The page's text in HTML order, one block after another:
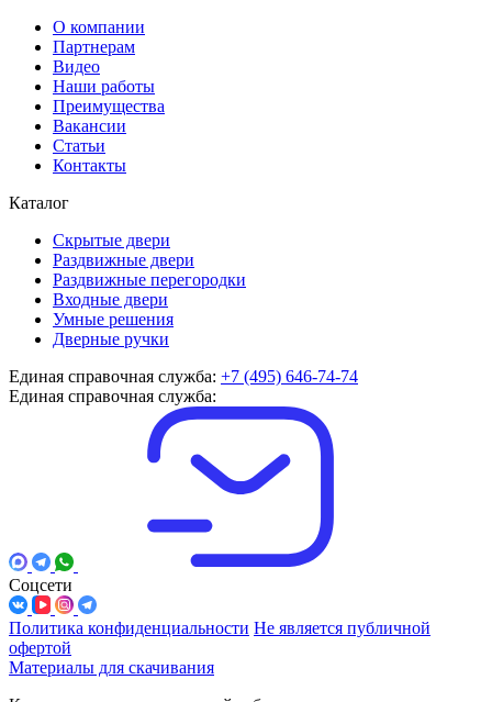
О компании
Партнерам
Видео
Наши работы
Преимущества
Вакансии
Статьи
Контакты
Каталог
Скрытые двери
Раздвижные двери
Раздвижные перегородки
Входные двери
Умные решения
Дверные ручки
Единая справочная служба: +7 (495) 646-74-74
Единая справочная служба:
Соцсети
Политика конфиденциальности Не является публичной
офертой
Материалы для скачивания